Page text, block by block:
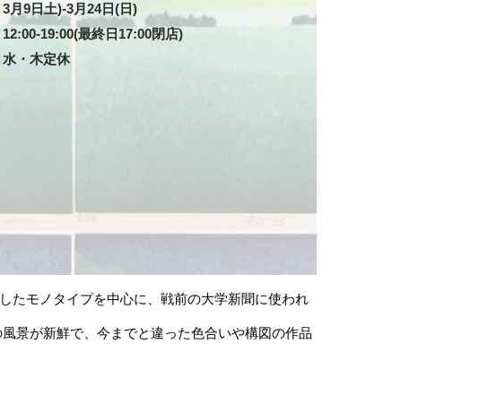
3月9日土)‐3月24日(日)
12:00-19:00(最終日17:00閉店)
水・木定休
たモノタイプを中心に、戦前の大学新聞に使われ
景が新鮮で、今までと違った色合いや構図の作品